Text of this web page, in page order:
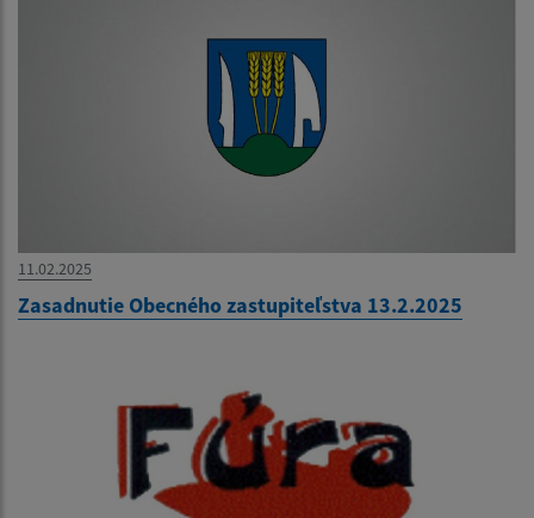
11.02.2025
Zasadnutie Obecného zastupiteľstva 13.2.2025